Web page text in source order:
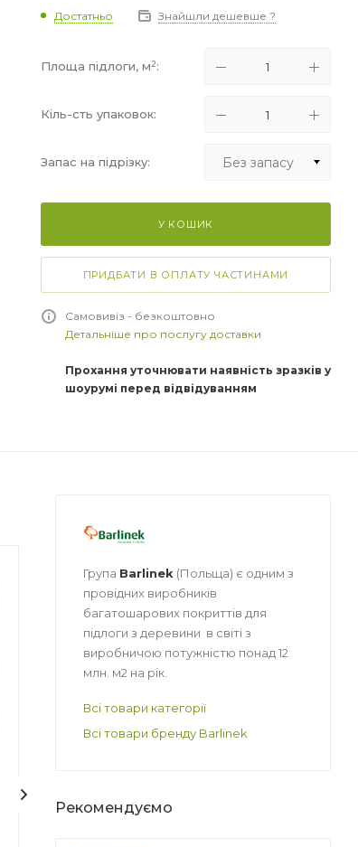
Достатньо Знайшли дешевше ?
Площа підлоги, м2:
Кіль-сть упаковок:
Запас на підрізку: Без запасу
+10%
+15%
У КОШИК
ПРИДБАТИ В ОПЛАТУ ЧАСТИНАМИ
Самовивіз - безкоштовно
Детальніше про послугу доставки
Прохання уточнювати наявність зразків у
шоурумі перед відвідуванням
еластичні,текстильні
Країна-виробник
Польща
Ширина
1000 мм
Матеріал
Форма упаковки
Рулон
масивну дошку
Група Barlinek (Польща) є одним з
провідних виробників
багатошарових покриттів для
підлоги з деревини в світі з
виробничою потужністю понад 12
млн. м2 на рік.
Всі товари категорії
Всі товари бренду Barlinek
Рекомендуємо